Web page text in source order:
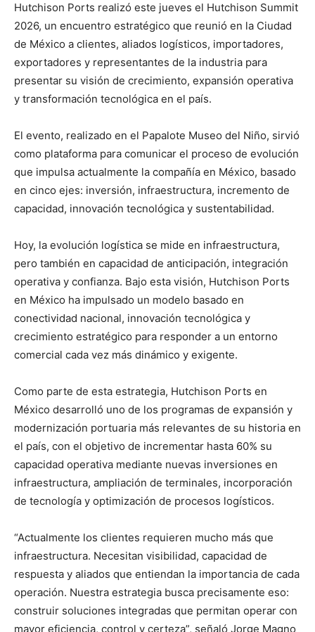
Hutchison Ports realizó este jueves el Hutchison Summit
2026, un encuentro estratégico que reunió en la Ciudad
de México a clientes, aliados logísticos, importadores,
exportadores y representantes de la industria para
presentar su visión de crecimiento, expansión operativa
y transformación tecnológica en el país.
El evento, realizado en el Papalote Museo del Niño, sirvió
como plataforma para comunicar el proceso de evolución
que impulsa actualmente la compañía en México, basado
en cinco ejes: inversión, infraestructura, incremento de
capacidad, innovación tecnológica y sustentabilidad.
Hoy, la evolución logística se mide en infraestructura,
pero también en capacidad de anticipación, integración
operativa y confianza. Bajo esta visión, Hutchison Ports
en México ha impulsado un modelo basado en
conectividad nacional, innovación tecnológica y
crecimiento estratégico para responder a un entorno
comercial cada vez más dinámico y exigente.
Como parte de esta estrategia, Hutchison Ports en
México desarrolló uno de los programas de expansión y
modernización portuaria más relevantes de su historia en
el país, con el objetivo de incrementar hasta 60% su
capacidad operativa mediante nuevas inversiones en
infraestructura, ampliación de terminales, incorporación
de tecnología y optimización de procesos logísticos.
“Actualmente los clientes requieren mucho más que
infraestructura. Necesitan visibilidad, capacidad de
respuesta y aliados que entiendan la importancia de cada
operación. Nuestra estrategia busca precisamente eso:
construir soluciones integradas que permitan operar con
mayor eficiencia, control y certeza”, señaló Jorge Magno